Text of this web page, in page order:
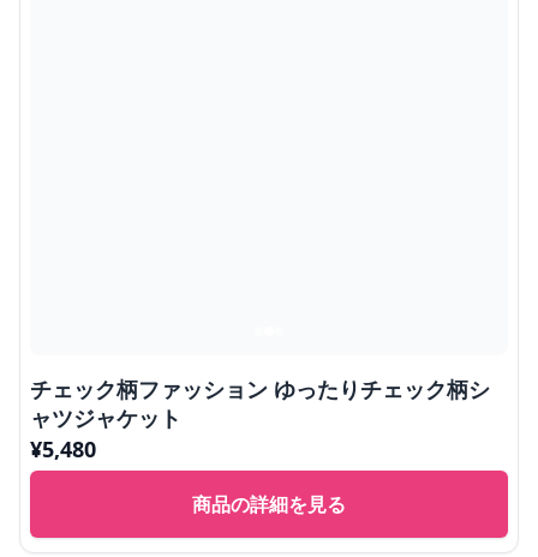
チェック柄ファッション ゆったりチェック柄シ
ャツジャケット
¥5,480
商品の詳細を見る